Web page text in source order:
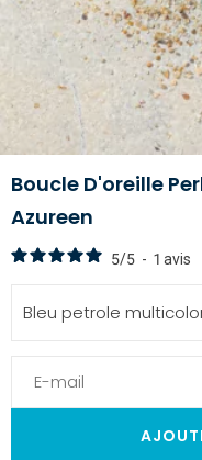
Boucle D'oreille
Azureen
5/5 - 1 avis
Bleu petrole